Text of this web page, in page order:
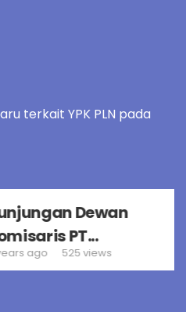
terkait YPK PLN pada
Dewan
PT...
ago 525 views